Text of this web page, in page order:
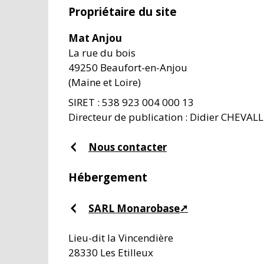
Propriétaire du site
Mat Anjou
La rue du bois
49250 Beaufort-en-Anjou
(Maine et Loire)
SIRET : 538 923 004 000 13
Directeur de publication : Didier
Nous contacter
Hébergement
SARL Monarobase
Lieu-dit la Vincendière
28330 Les Etilleux